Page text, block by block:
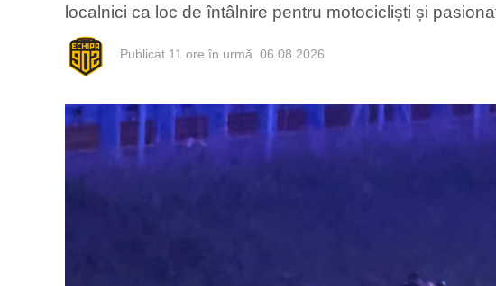
localnici ca loc de întâlnire pentru motocicliști și
Publicat 11 ore în urmă 06.08.2026